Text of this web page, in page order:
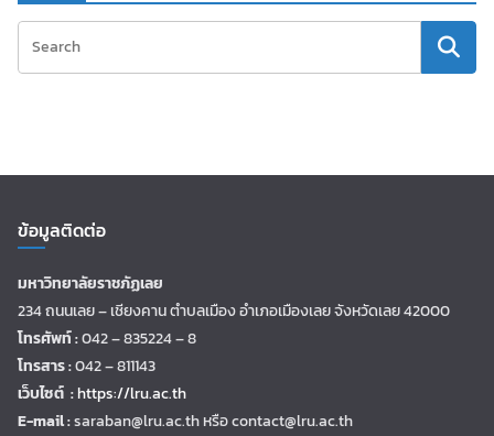
ข้อมูลติดต่อ
มหาวิทยาลัยราชภัฏเลย
234 ถนนเลย – เชียงคาน ตำบลเมือง อำเภอเมืองเลย จังหวัดเลย 42000
โทรศัพท์ :042 – 835224 – 8
โทรสาร :042 – 811143
เว็บไซต์ :https://lru.ac.th
E-mail :saraban@lru.ac.thหรือ contact@lru.ac.th